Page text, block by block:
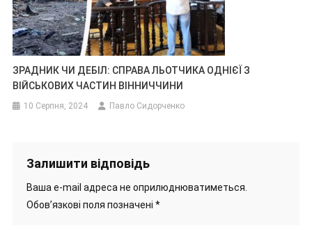
ЗРАДНИК ЧИ ДЕБІЛ: СПРАВА ЛЬОТЧИКА ОДНІЄЇ З
ВІЙСЬКОВИХ ЧАСТИН ВІННИЧЧИНИ
10 Серпня, 2024 Павло Сидорченко
Залишити відповідь
Ваша e-mail адреса не оприлюднюватиметься.
Обов’язкові поля позначені *